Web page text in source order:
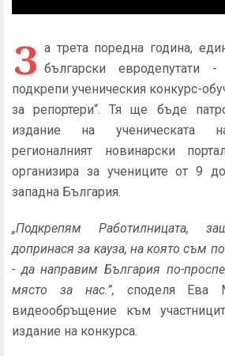
З а трета поредна година,
български
подкрепи ученическия конкурс-
за репортери“. Тя ще бъде
издание на ученическата
регионалният новинарски
организира за учениците от 9
западна България.
„Подкрепям Работилницата,
допринася за кауза, на която съм
- да направим България по-
място за нас.”, споделя Ева
видеообръщение към
издание на конкурса.